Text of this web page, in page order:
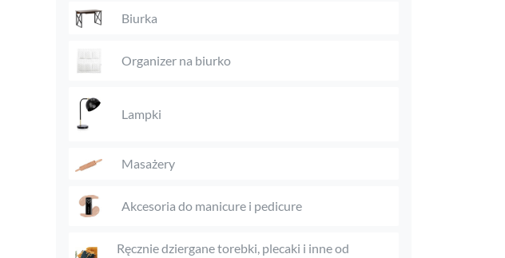
Biurka
Organizer na biurko
Lampki
Masażery
Akcesoria do manicure i pedicure
Ręcznie dziergane torebki, plecaki i inne od